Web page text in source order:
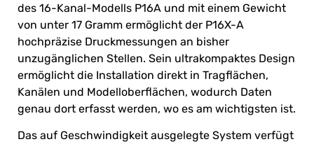
des 16-Kanal-Modells P16A und mit einem Gewicht
von unter 17 Gramm ermöglicht der P16X-A
hochpräzise Druckmessungen an bisher
unzugänglichen Stellen. Sein ultrakompaktes Design
ermöglicht die Installation direkt in Tragflächen,
Kanälen und Modelloberflächen, wodurch Daten
genau dort erfasst werden, wo es am wichtigsten ist.
Das auf Geschwindigkeit ausgelegte System verfügt